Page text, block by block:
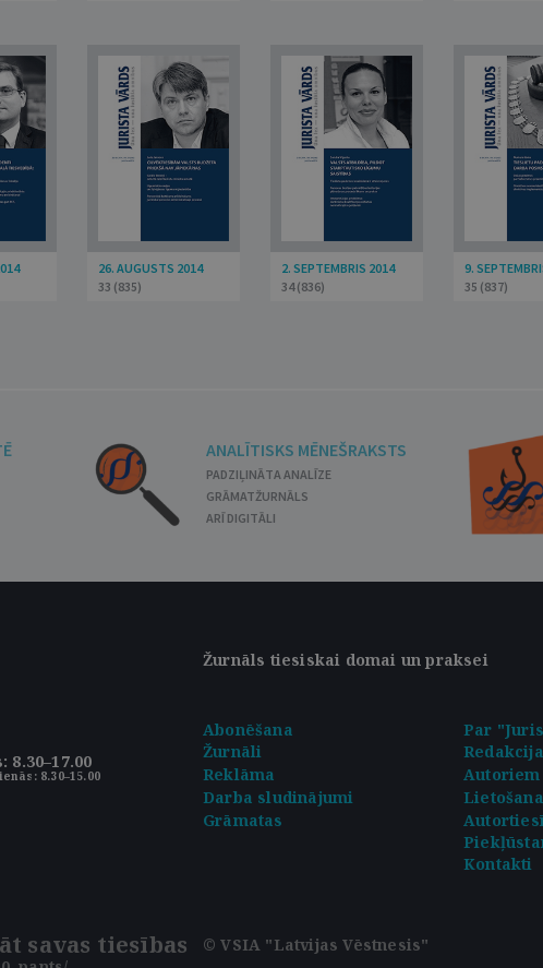
26. AUGUSTS 2014
33 (835)
2. SEPTEMBRIS 2014
34 (836)
9.
35 (837)
ANALĪTISKS MĒNEŠRAKSTS
PADZIĻINĀTA ANALĪZE
GRĀMATŽURNĀLS
ARĪ DIGITĀLI
Žurnāls tiesiskai domai un praksei
8.30–17.00
8.30–15.00
Abonēšana
Par
Žurnāli
Redakcija
Reklāma
Autoriem
Darba sludinājumi
Grāmatas
Kontakti
savas tiesības © VSIA "Latvijas Vēstnesis"